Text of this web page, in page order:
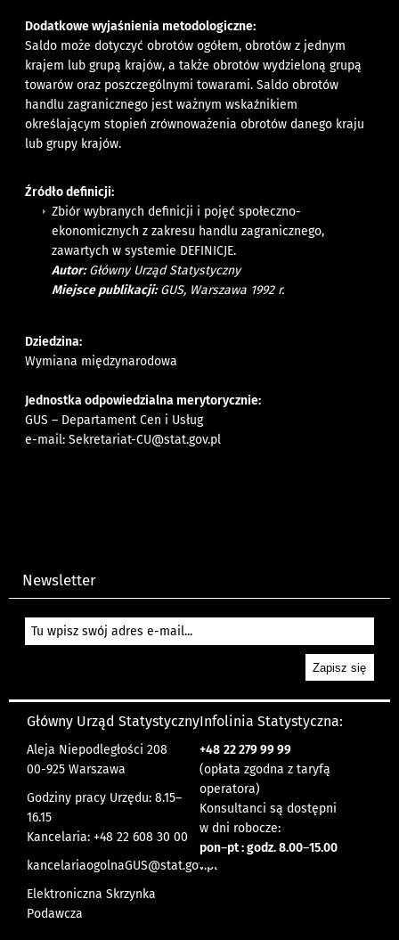
Dodatkowe wyjaśnienia metodologiczne:
Saldo może dotyczyć obrotów ogółem, obrotów z jednym
krajem lub grupą krajów, a także obrotów wydzieloną grupą
towarów oraz poszczególnymi towarami. Saldo obrotów
handlu zagranicznego jest ważnym wskaźnikiem
określającym stopień zrównoważenia obrotów danego kraju
lub grupy krajów.
Źródło definicji:
Zbiór wybranych definicji i pojęć społeczno-
ekonomicznych z zakresu handlu zagranicznego,
zawartych w systemie DEFINICJE.
Autor:Główny Urząd Statystyczny
Miejsce publikacji:GUS, Warszawa 1992 r.
Dziedzina:
Wymiana międzynarodowa
Jednostka odpowiedzialna merytorycznie:
GUS – Departament Cen i Usług
e-mail:Sekretariat-CU@stat.gov.pl
Newsletter
Główny Urząd Statystyczny
Aleja Niepodległości 208
00-925 Warszawa
Godziny pracy Urzędu: 8.15–
16.15
Kancelaria: +48 22 608 30 00
kancelariaogolnaGUS@stat.gov.pl
Elektroniczna Skrzynka
Podawcza
Infolinia Statystyczna:
+48 22 279 99 99
(opłata zgodna z taryfą
operatora)
Konsultanci są dostępni
w dni robocze:
pon–pt : godz. 8.00–15.00